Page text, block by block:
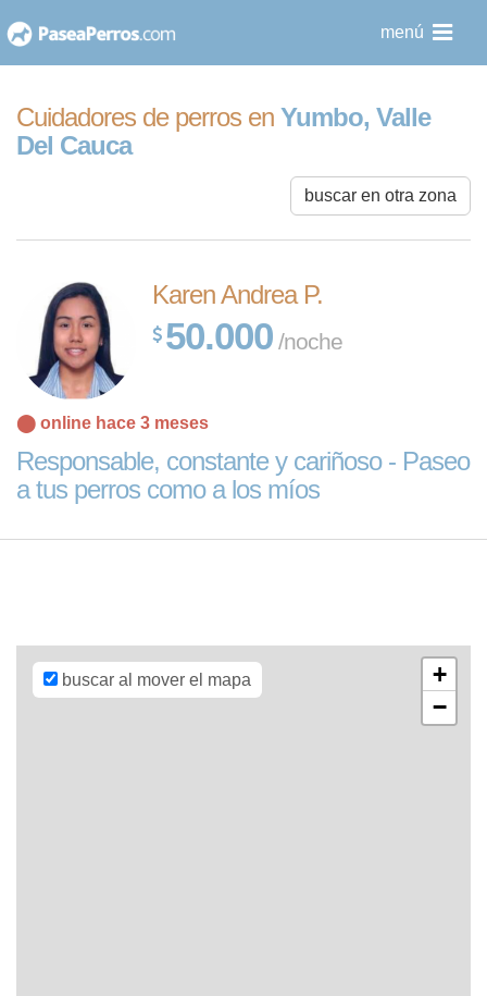
al
menú
Cuidadores de perros en Yumbo, Valle
Del Cauca
buscar en otra zona
Karen Andrea P.
50.000 /noche
⬤ online hace 3 meses
Responsable, constante y cariñoso - Paseo
a tus perros como a los míos
buscar al mover el mapa
+
−